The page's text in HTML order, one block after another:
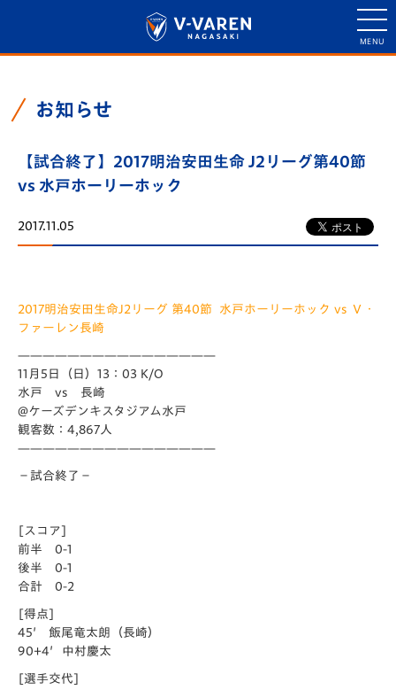
お知らせ
【試合終了】2017明治安田生命 J2リーグ第40節
vs 水戸ホーリーホック
2017.11.05
2017明治安田生命J2リーグ 第40節 水戸ホーリーホック vs Ｖ・
ファーレン長崎
————————————————
11月5日（日）13：03 K/O
水戸 vs 長崎
@ケーズデンキスタジアム水戸
観客数：4,867人
————————————————
－試合終了－
[スコア]
前半 0-1
後半 0-1
合計 0-2
[得点]
45′ 飯尾竜太朗（長崎）
90+4′中村慶太
[選手交代]